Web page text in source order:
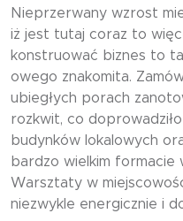
Nieprzerwany wzrost
iż jest tutaj coraz to
konstruować biznes to
owego znakomita.
ubiegłych porach
rozkwit, co
budynków lokalowych
bardzo wielkim formacie
Warsztaty w
niezwykle energicznie i